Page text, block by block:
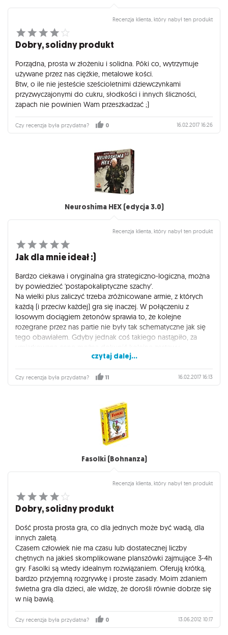
Recenzja klienta, który nabył ten produkt
Dobry, solidny produkt
Porządna, prosta w złożeniu i solidna. Póki co, wytrzymuje
używane przez nas ciężkie, metalowe kości.
Btw, o ile nie jesteście sześcioletnimi dziewczynkami
przyzwyczajonymi do cukru, słodkości i innych śliczności,
zapach nie powinien Wam przeszkadzać ;)
Czy recenzja była przydatna? 0 16.02.2017 16:26
Neuroshima HEX (edycja 3.0)
Recenzja klienta, który nabył ten produkt
Jak dla mnie ideał :)
Bardzo ciekawa i oryginalna gra strategiczno-logiczna, można
by powiedzieć 'postapokaliptyczne szachy'.
Na wielki plus zaliczyć trzeba zróżnicowane armie, z których
każdą (i przeciw każdej) gra się inaczej. W połączeniu z
losowym dociągiem żetonów sprawia to, że kolejne
rozegrane przez nas partie nie były tak schematyczne jak się
tego obawiałem. Gdyby jednak coś takiego nastąpiło, za
występujących w Neuroshimie frakcji i odkrywać nimi grę na
nowo.
Cóż, jako fanowi szachów z jednej strony i Mad Maxa z
drugiej, pozostaje mi jedynie powiedzieć: "Oh what a game...
czytaj dalej...
Czy recenzja była przydatna? 11 16.02.2017 16:13
Fasolki (Bohnanza)
Recenzja klienta, który nabył ten produkt
Dobry, solidny produkt
Dość prosta prosta gra, co dla jednych może być wadą, dla
innych zaletą.
Czasem człowiek nie ma czasu lub dostatecznej liczby
chętnych na jakieś skomplikowane planszówki zajmujące 3-4h
gry. Fasolki są wtedy idealnym rozwiązaniem. Oferują krótką,
bardzo przyjemną rozgrywkę i proste zasady. Moim zdaniem
świetna gra dla dzieci, ale widzę, że dorośli równie dobrze się
w nią bawią.
Czy recenzja była przydatna? 0 13.06.2012 10:17